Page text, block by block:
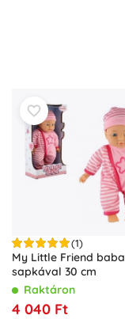
(1)
My Little Friend baba
sapkával 30 cm
Raktáron
4 040 Ft